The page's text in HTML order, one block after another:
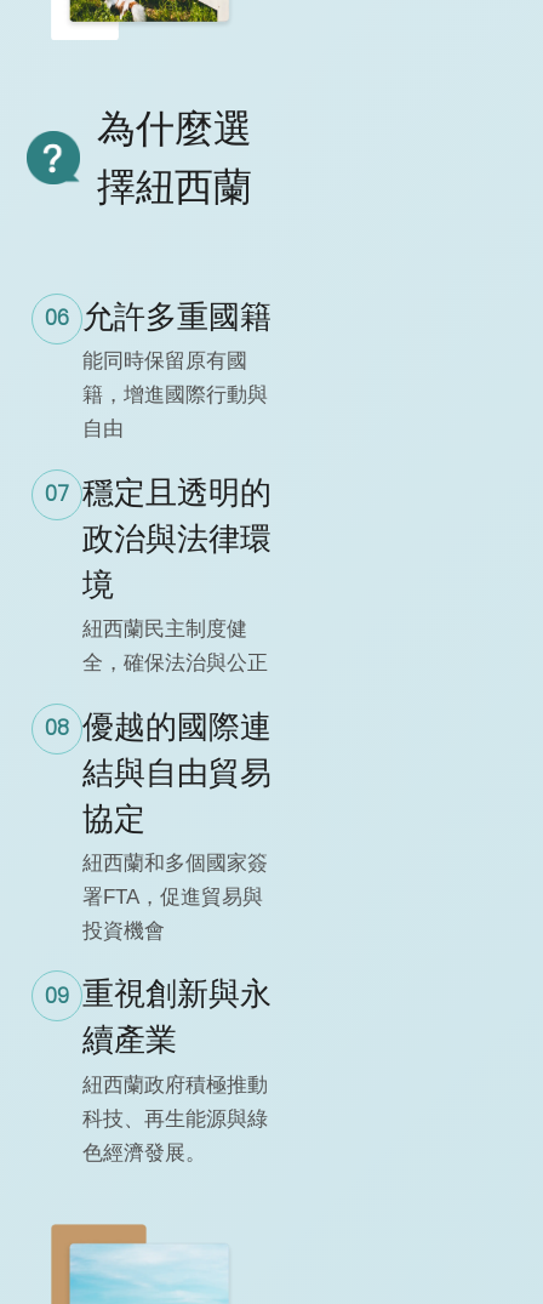
為什麼選
擇紐西蘭
06 允許多重國籍
能同時保留原有國
籍，增進國際行動與
自由
07 穩定且透明的
政治與法律環
境
紐西蘭民主制度健
全，確保法治與公正
08 優越的國際連
結與自由貿易
協定
紐西蘭和多個國家簽
署FTA，促進貿易與
投資機會
09 重視創新與永
續產業
紐西蘭政府積極推動
科技、再生能源與綠
色經濟發展。